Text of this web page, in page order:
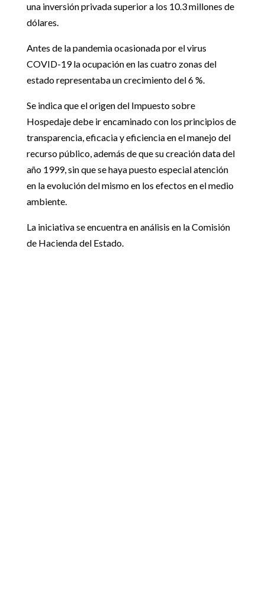
una inversión privada superior a los 10.3 millones de
dólares.
Antes de la pandemia ocasionada por el virus
COVID-19 la ocupación en las cuatro zonas del
estado representaba un crecimiento del 6 %.
Se indica que el origen del Impuesto sobre
Hospedaje debe ir encaminado con los principios de
transparencia, eficacia y eficiencia en el manejo del
recurso público, además de que su creación data del
año 1999, sin que se haya puesto especial atención
en la evolución del mismo en los efectos en el medio
ambiente.
La iniciativa se encuentra en análisis en la Comisión
de Hacienda del Estado.